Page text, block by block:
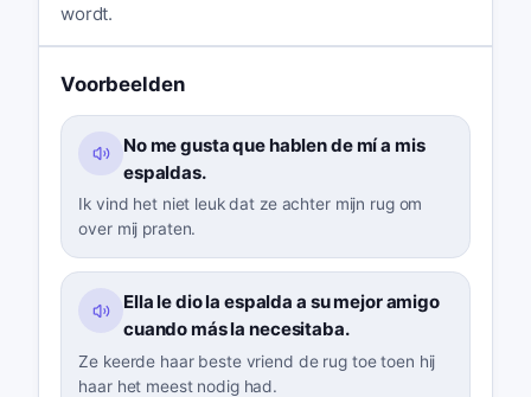
wordt.
Voorbeelden
No me gusta que hablen de mí a mis
espaldas.
Ik vind het niet leuk dat ze achter mijn rug om
over mij praten.
Ella le dio la espalda a su mejor amigo
cuando más la necesitaba.
Ze keerde haar beste vriend de rug toe toen hij
haar het meest nodig had.